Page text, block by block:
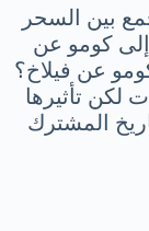
بين السحر
إلى كومو عن
عن فيلاخ؟
لكن تأثيرها
المشترك